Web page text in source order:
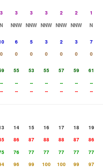
3 3 3 3 2 2 1
N NNW NNW NNW NNW NNW N
6 5 3 2 3 7
0 0 0 0 0 0 0
55 53 55 57 59 61
-- -- -- -- -- -- --
-- -- -- -- -- -- --
14 15 16 17 18 19
86 87 88 88 87 86
76 77 77 77 77 77
96 99 100 100 99 97